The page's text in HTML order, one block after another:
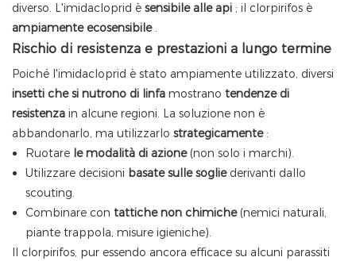
diverso. L'imidacloprid è sensibile alle api ; il clorpirifos è
ampiamente ecosensibile.
Rischio di resistenza e prestazioni a lungo termine
Poiché l'imidacloprid è stato ampiamente utilizzato, diversi
insetti che si nutrono di linfa mostrano tendenze di
resistenza in alcune regioni. La soluzione non è
abbandonarlo, ma utilizzarlo strategicamente:
Ruotare le modalità di azione(non solo i marchi).
Utilizzare decisioni basate sulle sogliederivanti dallo
scouting.
Combinare con tattiche non chimiche(nemici naturali,
piante trappola, misure igieniche).
Il clorpirifos, pur essendo ancora efficace su alcuni parassiti